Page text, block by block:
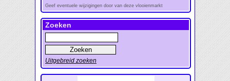
Geef eventuele wijzigingen door van deze vlooienmarkt
Zoeken
Uitgebreid zoeken